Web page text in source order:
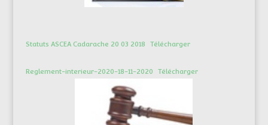
Statuts ASCEA Cadarache 20 03 2018 Télécharger
Reglement-interieur-2020-18-11-2020 Télécharger